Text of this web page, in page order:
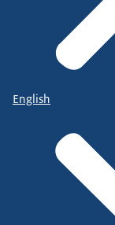
English